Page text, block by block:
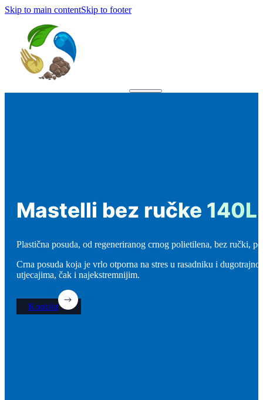
Skip to main contentSkip to footer
Mastelli bez ručke 140L
Plastična posuda, od regeneriranog crnog polietilena, bez ručki,
Crna posuda koja je vrlo otporna na stres u rasadniku i
utjecajima, čak i najekstremnijim.
Kontakt